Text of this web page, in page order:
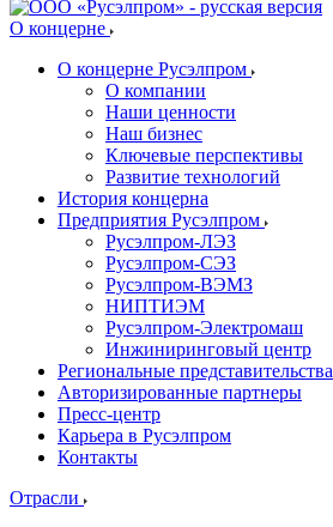
О концерне
О концерне Русэлпром
О компании
Наши ценности
Наш бизнес
Ключевые перспективы
Развитие технологий
История концерна
Предприятия Русэлпром
Русэлпром-ЛЭЗ
Русэлпром-СЭЗ
Русэлпром-ВЭМЗ
НИПТИЭМ
Русэлпром-Электромаш
Инжиниринговый центр
Региональные представительства
Авторизированные партнеры
Пресс-центр
Карьера в Русэлпром
Контакты
Отрасли